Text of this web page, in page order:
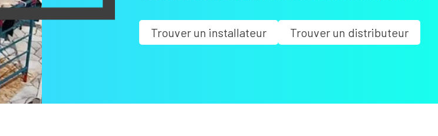
Trouver un installateur Trouver un distributeur